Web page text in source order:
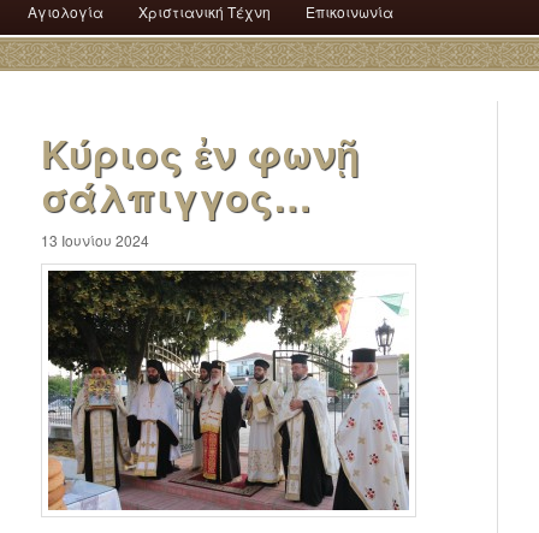
Αγιολογία Χριστιανική Τέχνη Επικοινωνία
Κύριος ἐν φωνῇ
σάλπιγγος…
13 Ιουνίου 2024